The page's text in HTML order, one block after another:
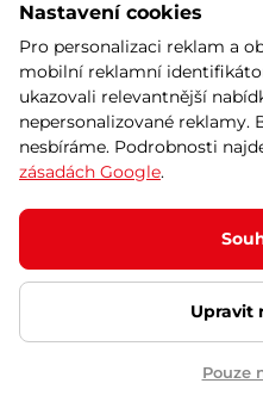
rám
Nastavení cookies
Pro personalizaci reklam a
mobilní reklamní
ukazovali relevantnější
nepersonalizované reklamy.
nesbíráme. Podrobnosti
zásadách Google.
Upravit
Pouze